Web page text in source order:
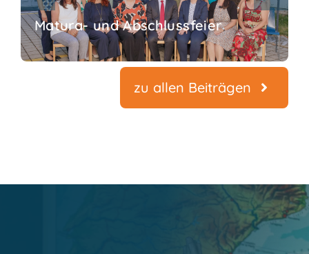
Matura- und Abschlussfeier
zu allen Beiträgen